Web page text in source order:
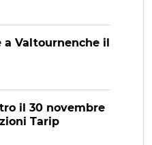
a Valtournenche il
il 30 novembre
Tarip